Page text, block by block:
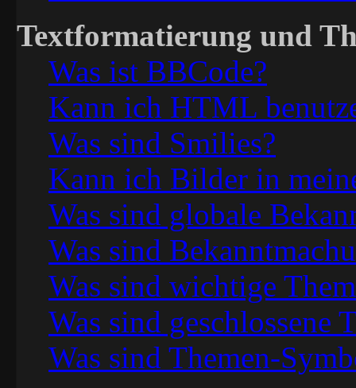
Textformatierung und
Was ist BBCode?
Kann ich HTML
Was sind Smilies?
Kann ich Bilder in
Was sind globale
Was sind
Was sind wichtige
Was sind geschlossene
Was sind Themen-